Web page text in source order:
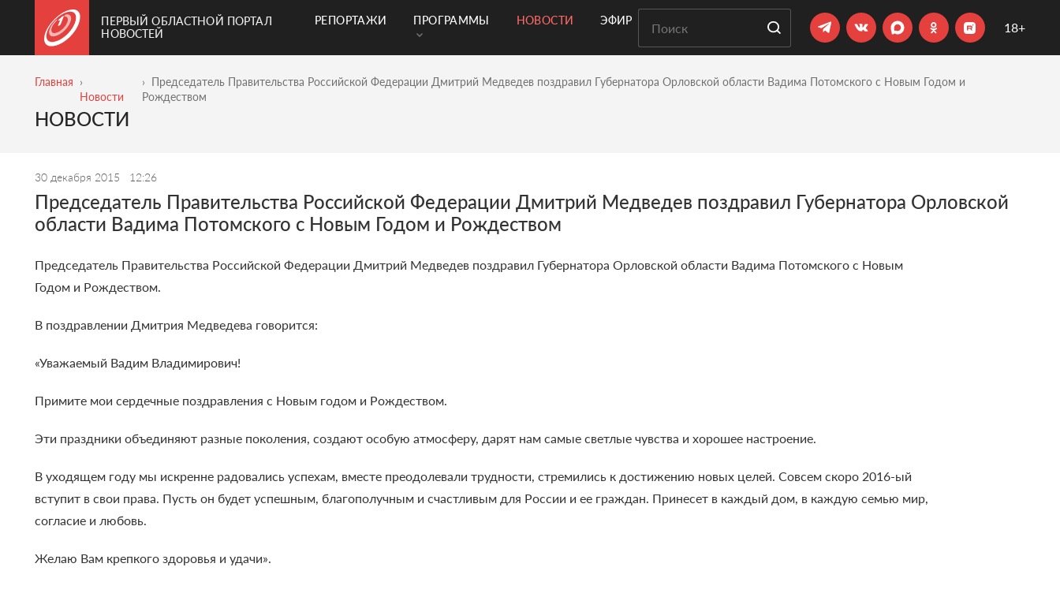
ПЕРВЫЙ ОБЛАСТНОЙ ПОРТАЛ
НОВОСТЕЙ
РЕПОРТАЖИ ПРОГРАММЫ НОВОСТИ ЭФИР 18+
Главная
Новости
Председатель Правительства Российской Федерации Дмитрий Медведев поздравил Губернатора Орловской области Вадима Потомского с Новым Годом и
Рождеством
НОВОСТИ
30 декабря 2015 12:26
Председатель Правительства Российской Федерации Дмитрий Медведев поздравил Губернатора Орловской
области Вадима Потомского с Новым Годом и Рождеством
Председатель Правительства Российской Федерации Дмитрий Медведев поздравил Губернатора Орловской области Вадима Потомского с Новым
Годом и Рождеством.
В поздравлении Дмитрия Медведева говорится:
«Уважаемый Вадим Владимирович!
Примите мои сердечные поздравления с Новым годом и Рождеством.
Эти праздники объединяют разные поколения, создают особую атмосферу, дарят нам самые светлые чувства и хорошее настроение.
В уходящем году мы искренне радовались успехам, вместе преодолевали трудности, стремились к достижению новых целей. Совсем скоро 2016-ый
вступит в свои права. Пусть он будет успешным, благополучным и счастливым для России и ее граждан. Принесет в каждый дом, в каждую семью мир,
согласие и любовь.
Желаю Вам крепкого здоровья и удачи».